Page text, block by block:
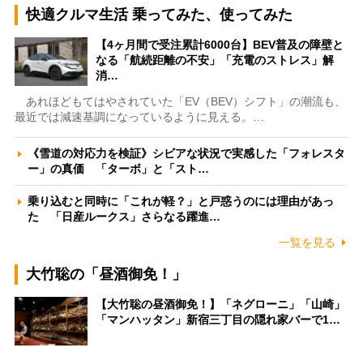
快適クルマ生活 乗ってみた、使ってみた
【4ヶ月間で受注累計6000台】BEV普及の障壁と
なる「航続距離の不安」「充電のストレス」解
消…
あれほどもてはやされていた「EV（BEV）シフト」の潮流も、
最近では減速基調になっているように見える。…
《雪道の対応力を検証》シビアな状況で実感した「フォレスタ
ー」の真価 「ターボ」と「スト…
乗り込むと同時に「これが軽？」と戸惑うのには理由があっ
た 「日産ルークス」さらなる躍進…
一覧を見る
大竹聡の「昼酒御免！」
【大竹聡の昼酒御免！】「ネグローニ」「山崎」
「マンハッタン」新宿三丁目の隠れ家バーで1…